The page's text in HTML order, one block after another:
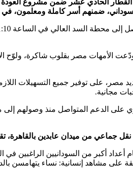
سوداني، ضمنهم أسر كاملة ومعلمون، في
الأمهات مصر بقلوب شاكرة، ولوّح
مصر، على توفير جميع التسهيلات
مجانية.
الدعم المتواصل منذ وصولهم
نحو 250 من العائدين إلى وجهات قريبة في السودان، مثل الحلفايا،
أعداد أكبر من السودانيين الراغبين في
على مشاهد إنسانية: نساء يتهامسن